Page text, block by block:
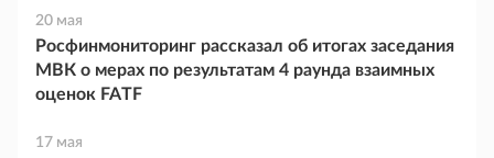
20 мая
Росфинмониторинг рассказал об итогах заседания
МВК о мерах по результатам 4 раунда взаимных
оценок FATF
17 мая